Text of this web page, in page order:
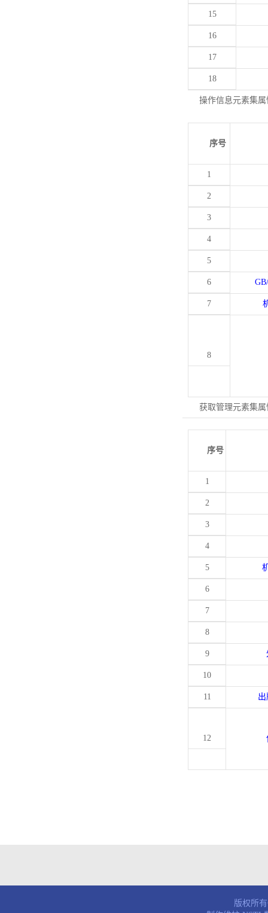
15
16
17
18
操作信息元素集
序号
1
2
3
4
5
6
7
8
获取管理元素集
序号
1
2
3
4
5
6
7
8
9
10
11
12
版权所